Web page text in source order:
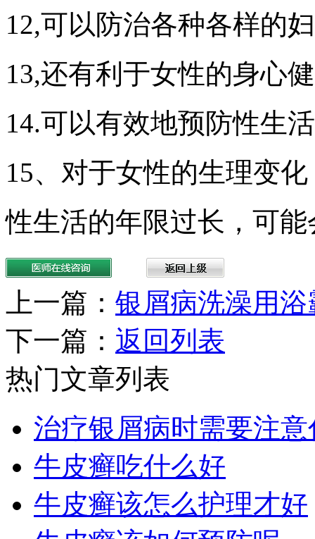
12,可以防治各种各样的
13,还有利于女性的身心
14.可以有效地预防性生
15、对于女性的生理变化
性生活的年限过长，可
上一篇： 银屑病洗澡用浴
下一篇： 返回列表
热门文章列表
治疗银屑病时需要注意
牛皮癣吃什么好
牛皮癣该怎么护理才好